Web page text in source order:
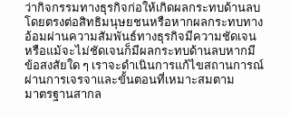
ว่ากิจกรรมทางธุรกิจก่อให้เกิดผลกระทบด้านลบ
โดยตรงต่อสิทธิมนุษยชนหรือหากผลกระทบทาง
อ้อมผ่านความสัมพันธ์ทางธุรกิจมีความชัดเจน
หรือแม้จะไม่ชัดเจนก็มีผลกระทบด้านลบหากมี
ข้อสงสัยใด ๆ เราจะดำเนินการแก้ไขสถานการณ์
ผ่านการเจรจาและขั้นตอนที่เหมาะสมตาม
มาตรฐานสากล